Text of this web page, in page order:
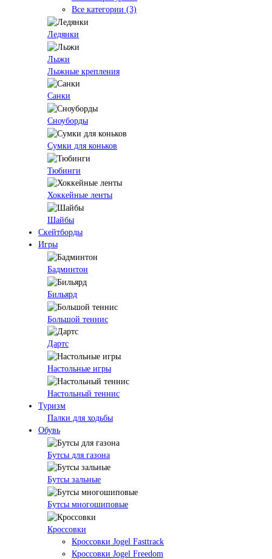
Все категории (3)
Ледянки
Лыжи
Лыжные крепления
Санки
Сноуборды
Сумки для коньков
Тюбинги
Хоккейные ленты
Шайбы
Скейтборды
Игры
Бадминтон
Бильярд
Большой теннис
Дартс
Настольные игры
Настольный теннис
Туризм
Палки для ходьбы
Обувь
Бутсы для газона
Бутсы зальные
Бутсы многошиповые
Кроссовки
Кроссовки Jogel Fasttrack
Кроссовки Jogel Freedom